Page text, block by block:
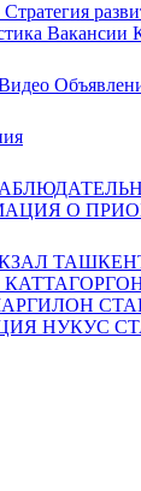
Стратегия
Вакансии
О
НУКУС